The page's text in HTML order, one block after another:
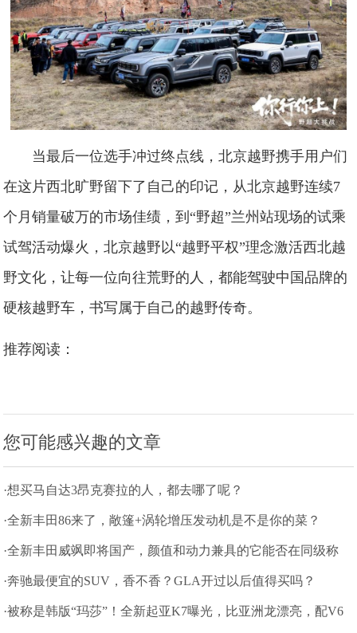
当最后一位选手冲过终点线，北京越野携手用户们
在这片西北旷野留下了自己的印记，从北京越野连续7
个月销量破万的市场佳绩，到“野超”兰州站现场的试乘
试驾活动爆火，北京越野以“越野平权”理念激活西北越
野文化，让每一位向往荒野的人，都能驾驶中国品牌的
硬核越野车，书写属于自己的越野传奇。
推荐阅读：
您可能感兴趣的文章
·想买马自达3昂克赛拉的人，都去哪了呢？
·全新丰田86来了，敞篷+涡轮增压发动机是不是你的菜？
·全新丰田威飒即将国产，颜值和动力兼具的它能否在同级称
霸？
·奔驰最便宜的SUV，香不香？GLA开过以后值得买吗？
·被称是韩版“玛莎”！全新起亚K7曝光，比亚洲龙漂亮，配V6